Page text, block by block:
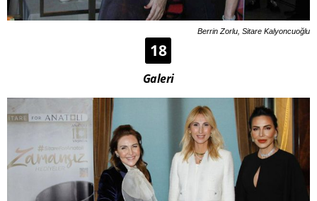
Berrin Zorlu, Sitare Kalyoncuoğlu
18
Galeri